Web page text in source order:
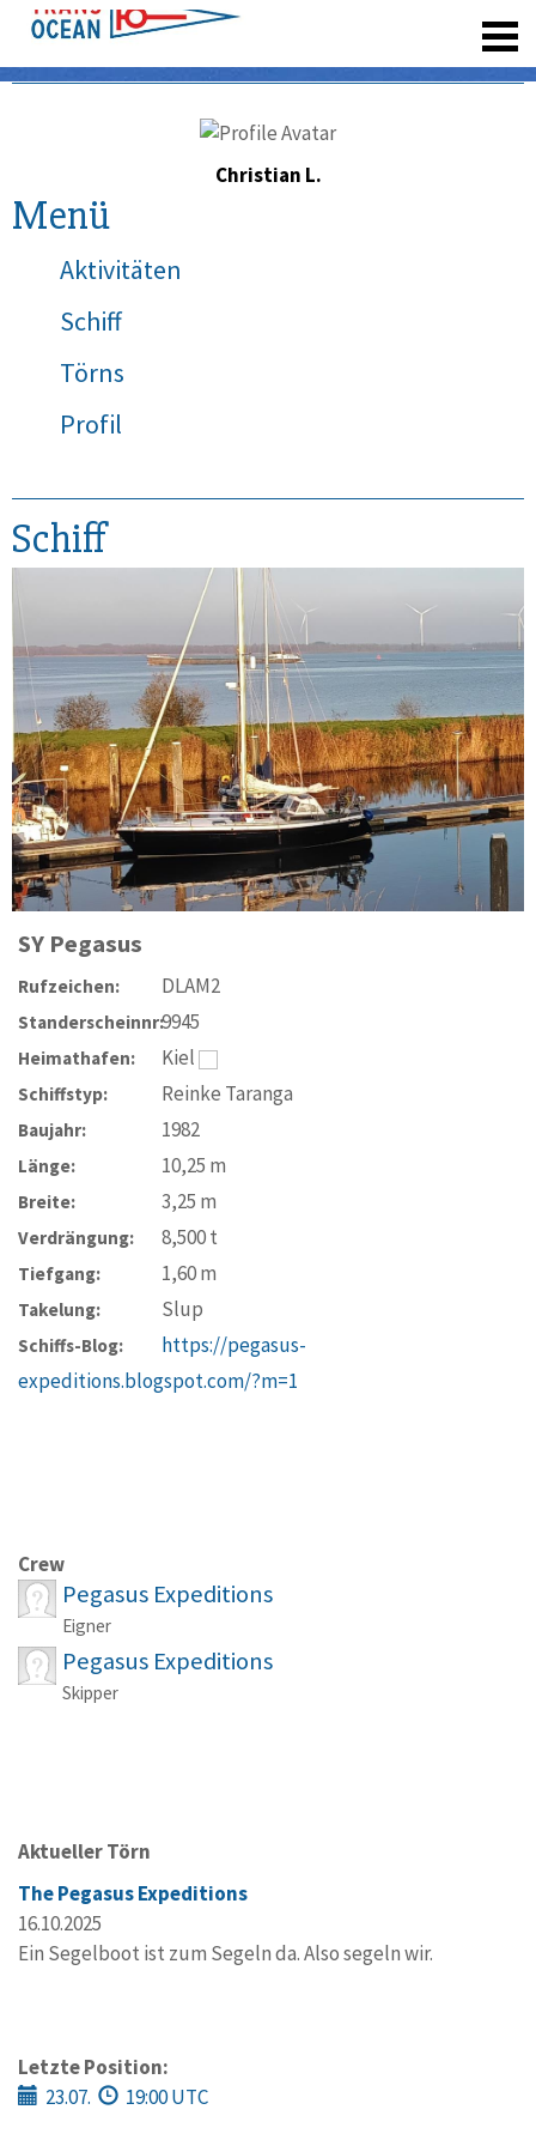
Christian L.
Menü
Aktivitäten
Schiff
Törns
Profil
Schiff
SY Pegasus
Rufzeichen: DLAM2
Standerscheinnr:9945
Heimathafen: Kiel
Schiffstyp: Reinke Taranga
Baujahr: 1982
Länge: 10,25 m
Breite: 3,25 m
Verdrängung: 8,500t
Tiefgang: 1,60m
Takelung: Slup
Schiffs-Blog:
https://pegasus-
expeditions.blogspot.com/?m=1
Crew
Pegasus Expeditions
Eigner
Pegasus Expeditions
Skipper
Aktueller Törn
The Pegasus Expeditions
16.10.2025
Ein Segelboot ist zum Segeln da. Also segeln wir.
Letzte Position:
23.07.
19:00 UTC